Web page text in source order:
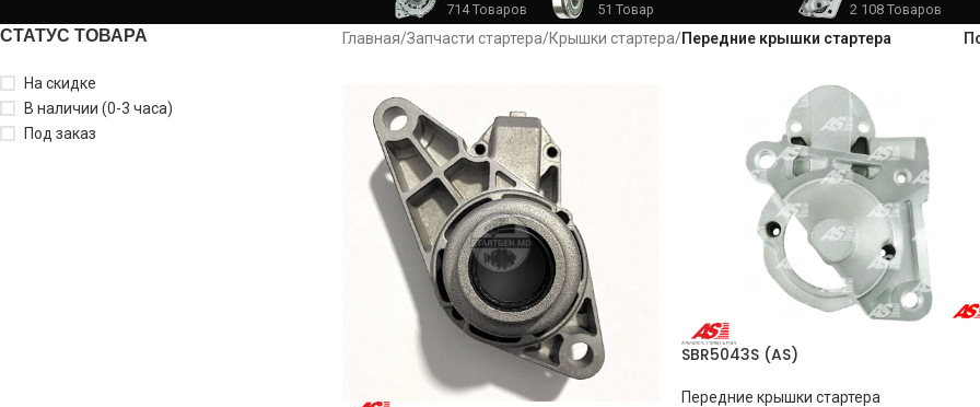
714 Товаров 51 Товар 2 108 Товаров
СТАТУС ТОВАРА
На скидке
В наличии (0-3 часа)
Под заказ
Главная/Запчасти стартера/Крышки стартера/Передние крышки стартера
SBR5043S (AS)
Передние крышки стартера